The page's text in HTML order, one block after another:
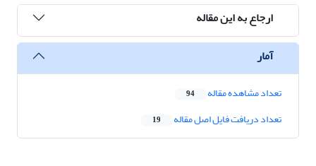
ارجاع به این مقاله
آمار
تعداد مشاهده مقاله 94
تعداد دریافت فایل اصل مقاله 19